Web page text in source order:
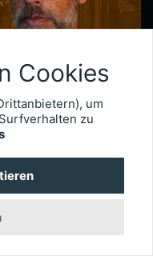
Cookies
um
zu